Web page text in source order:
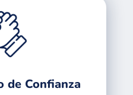
de Confianza